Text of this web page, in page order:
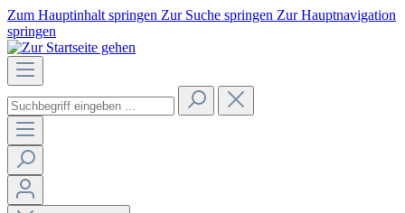
Zum Hauptinhalt springen Zur Suche springen Zur Hauptnavigation
springen